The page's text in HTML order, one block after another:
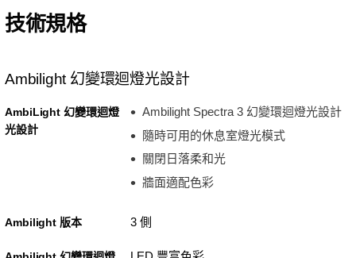
技術規格
Ambilight 幻變環迴燈光設計
AmbiLight 幻變環迴燈
光設計
Ambilight Spectra 3 幻變環迴燈光設計
隨時可用的休息室燈光模式
關閉日落柔和光
牆面適配色彩
Ambilight 版本 3 側